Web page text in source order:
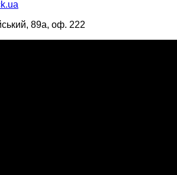
89а, оф. 222